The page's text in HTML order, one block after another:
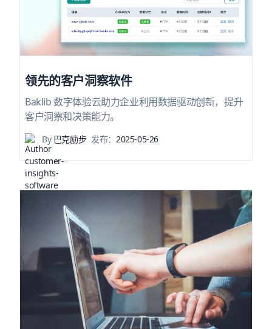
领先的客户洞察软件
Baklib 数字体验云助力企业利用数据驱动创新，提升
客户洞察和决策能力。
By巴克励步 发布：2025-05-26